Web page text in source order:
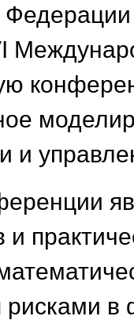
и
и
рисками в